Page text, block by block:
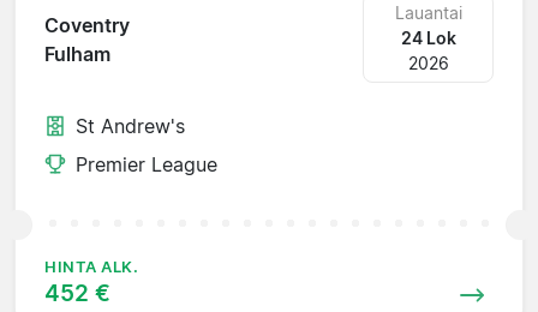
Coventry
Fulham
Lauantai
24 Lok
2026
St Andrew's
Premier League
HINTA ALK.
452 €